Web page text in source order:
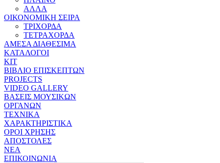
ΑΛΛΑ
ΟΙΚΟΝΟΜΙΚΗ ΣΕΙΡΑ
ΤΡΙΧΟΡΔΑ
ΤΕΤΡΑΧΟΡΔΑ
ΑΜΕΣΑ ΔΙΑΘΕΣΙΜΑ
ΚΑΤΑΛΟΓΟΙ
ΚΙΤ
ΒΙΒΛΙΟ ΕΠΙΣΚΕΠΤΩΝ
PROJECTS
VIDEO GALLERY
ΒΑΣΕΙΣ ΜΟΥΣΙΚΩΝ
ΟΡΓΑΝΩΝ
ΤΕΧΝΙΚΑ
ΧΑΡΑΚΤΗΡΙΣΤΙΚΑ
ΟΡΟΙ ΧΡΗΣΗΣ
AΠOΣΤΟΛΕΣ
ΝΕΑ
ΕΠΙΚΟΙΝΩΝΙΑ